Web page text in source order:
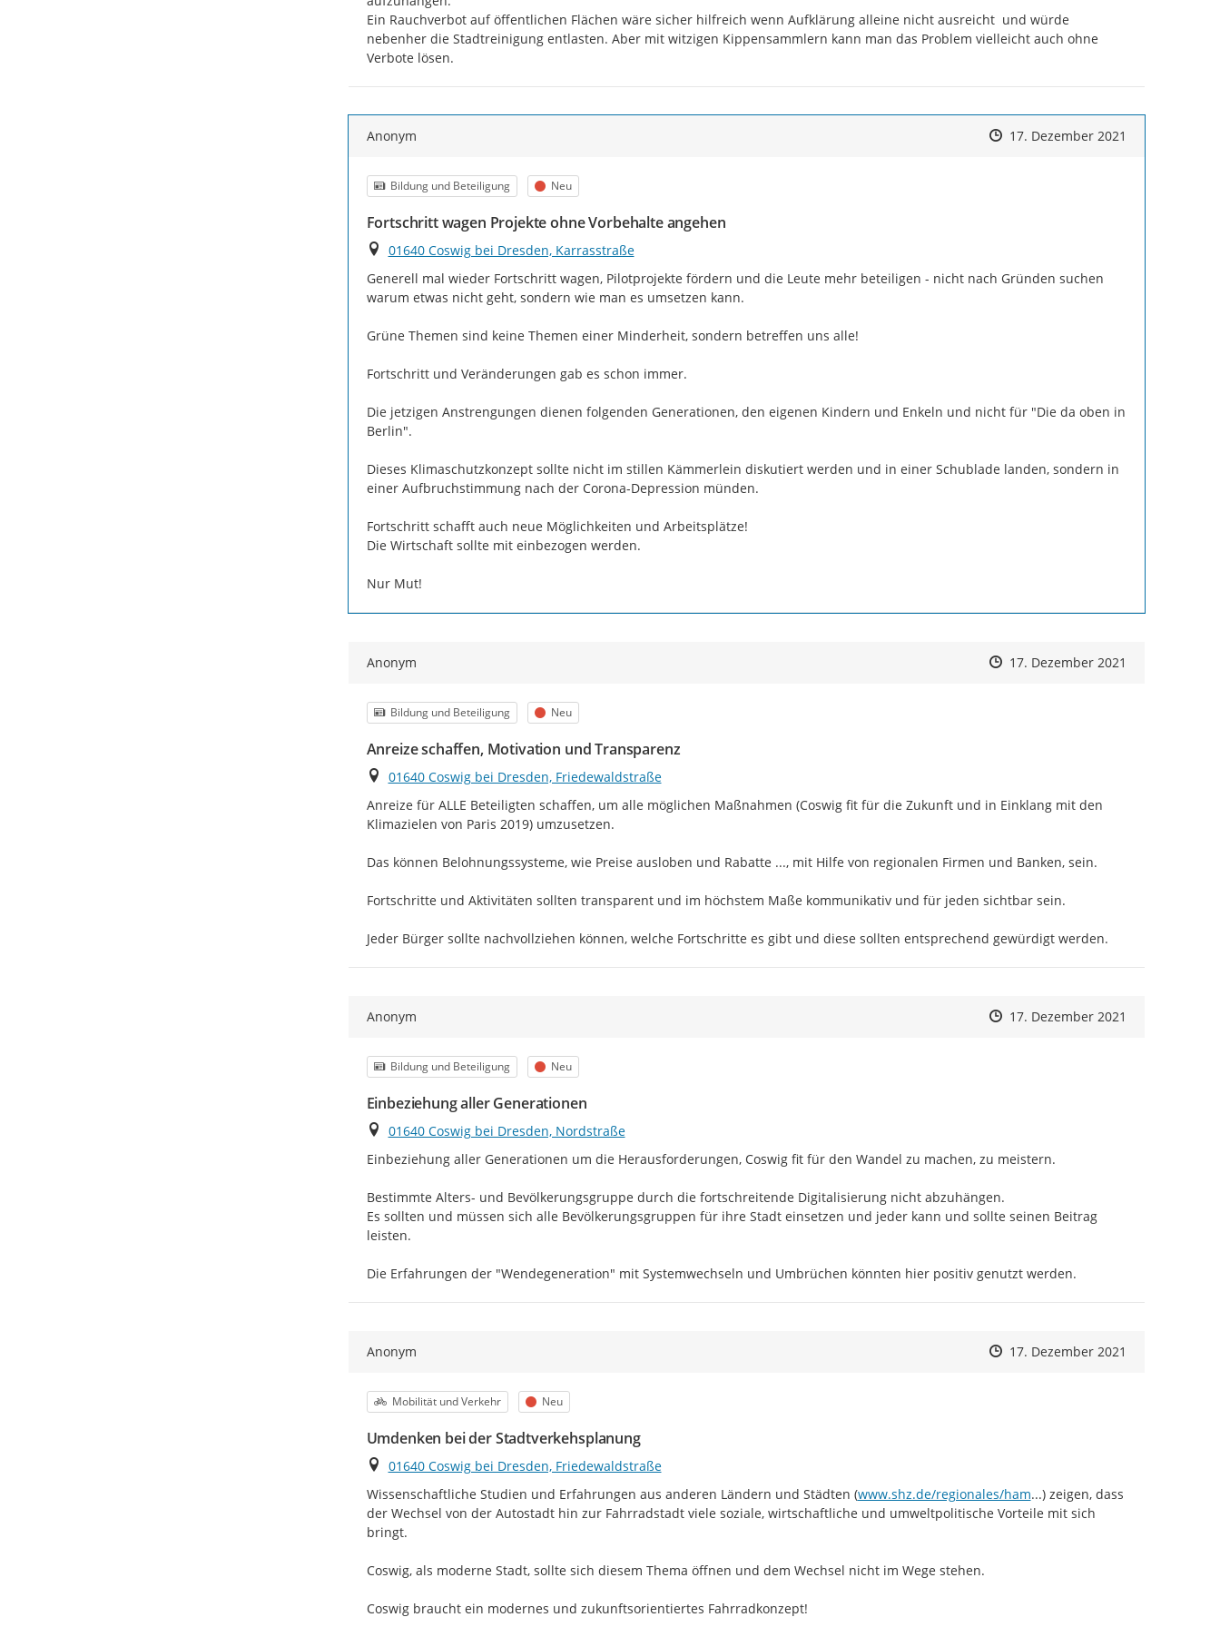
Ein Rauchverbot auf öffentlichen Flächen wäre sicher hilfreich wenn Aufklärung alleine nicht ausreicht  und würde
nebenher die Stadtreinigung entlasten. Aber mit witzigen Kippensammlern kann man das Problem vielleicht auch ohne
Verbote lösen.
Anonym Zeitpunkt des Erstellens
Zeitpunkt des Erstellens
17. Dezember 2021
Kategorie
Bildung und Beteiligung Status
Neu
Fortschritt wagen Projekte ohne Vorbehalte angehen
Ort
01640 Coswig bei Dresden, Karrasstraße
Generell mal wieder Fortschritt wagen, Pilotprojekte fördern und die Leute mehr beteiligen - nicht nach Gründen suchen
warum etwas nicht geht, sondern wie man es umsetzen kann.
Grüne Themen sind keine Themen einer Minderheit, sondern betreffen uns alle!
Fortschritt und Veränderungen gab es schon immer.
Die jetzigen Anstrengungen dienen folgenden Generationen, den eigenen Kindern und Enkeln und nicht für "Die da oben in
Berlin".
Dieses Klimaschutzkonzept sollte nicht im stillen Kämmerlein diskutiert werden und in einer Schublade landen, sondern in
einer Aufbruchstimmung nach der Corona-Depression münden.
Fortschritt schafft auch neue Möglichkeiten und Arbeitsplätze!
Die Wirtschaft sollte mit einbezogen werden.
Nur Mut!
Anonym Zeitpunkt des Erstellens
Zeitpunkt des Erstellens
17. Dezember 2021
Kategorie
Bildung und Beteiligung Status
Neu
Anreize schaffen, Motivation und Transparenz
Ort
01640 Coswig bei Dresden, Friedewaldstraße
Anreize für ALLE Beteiligten schaffen, um alle möglichen Maßnahmen (Coswig fit für die Zukunft und in Einklang mit den
Klimazielen von Paris 2019) umzusetzen.
Das können Belohnungssysteme, wie Preise ausloben und Rabatte ..., mit Hilfe von regionalen Firmen und Banken, sein.
Fortschritte und Aktivitäten sollten transparent und im höchstem Maße kommunikativ und für jeden sichtbar sein.
Jeder Bürger sollte nachvollziehen können, welche Fortschritte es gibt und diese sollten entsprechend gewürdigt werden.
Anonym Zeitpunkt des Erstellens
Zeitpunkt des Erstellens
17. Dezember 2021
Kategorie
Bildung und Beteiligung Status
Neu
Einbeziehung aller Generationen
Ort
01640 Coswig bei Dresden, Nordstraße
Einbeziehung aller Generationen um die Herausforderungen, Coswig fit für den Wandel zu machen, zu meistern.
Bestimmte Alters- und Bevölkerungsgruppe durch die fortschreitende Digitalisierung nicht abzuhängen.
Es sollten und müssen sich alle Bevölkerungsgruppen für ihre Stadt einsetzen und jeder kann und sollte seinen Beitrag
leisten.
Die Erfahrungen der "Wendegeneration" mit Systemwechseln und Umbrüchen könnten hier positiv genutzt werden.
Anonym Zeitpunkt des Erstellens
Zeitpunkt des Erstellens
17. Dezember 2021
Kategorie
Mobilität und Verkehr Status
Neu
Umdenken bei der Stadtverkehsplanung
Ort
01640 Coswig bei Dresden, Friedewaldstraße
Wissenschaftliche Studien und Erfahrungen aus anderen Ländern und Städten (https://
www.shz.de/regionales/hamburg/70-Prozent-der-
...) zeigen, dass
der Wechsel von der Autostadt hin zur Fahrradstadt viele soziale, wirtschaftliche und umweltpolitische Vorteile mit sich
bringt.
Coswig, als moderne Stadt, sollte sich diesem Thema öffnen und dem Wechsel nicht im Wege stehen.
Coswig braucht ein modernes und zukunftsorientiertes Fahrradkonzept!